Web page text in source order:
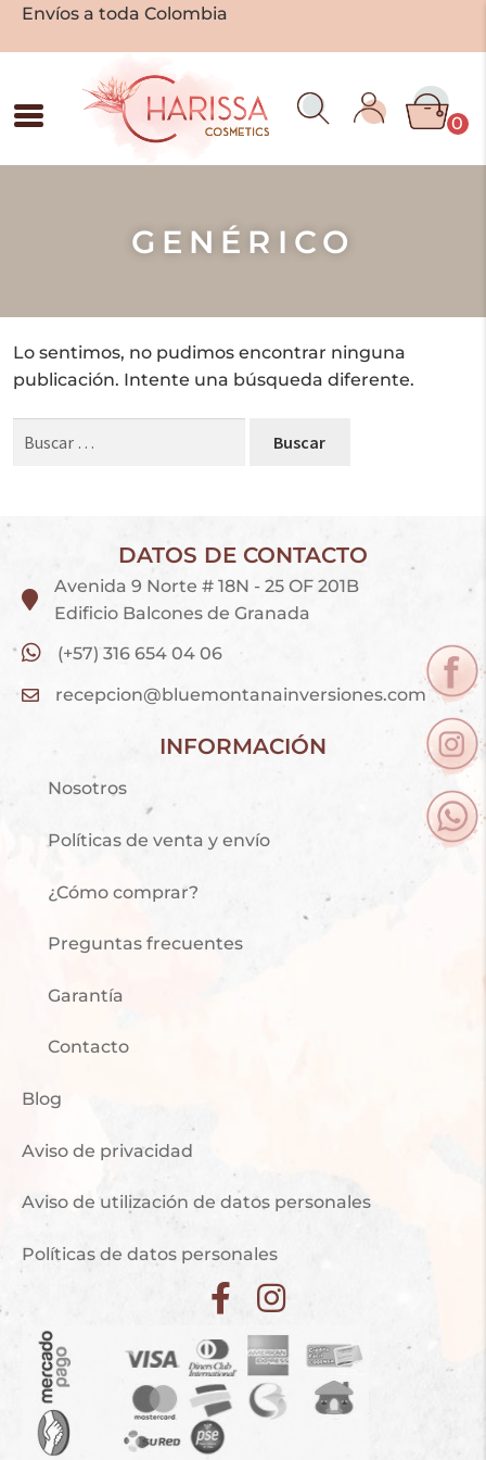
Envíos a toda Colombia
0
GENÉRICO
Lo sentimos, no pudimos encontrar ninguna
publicación. Intente una búsqueda diferente.
DATOS DE CONTACTO
Avenida 9 Norte # 18N - 25 OF 201B
Edificio Balcones de Granada
(+57) 316 654 04 06
recepcion@bluemontanainversiones.com
INFORMACIÓN
Nosotros
Políticas de venta y envío
¿Cómo comprar?
Preguntas frecuentes
Garantía
Contacto
Blog
Aviso de privacidad
Aviso de utilización de datos personales
Políticas de datos personales